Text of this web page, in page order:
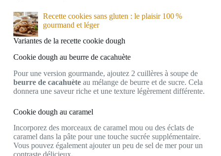
Recette cookies sans gluten : le plaisir 100 %
gourmand et léger
Variantes de la recette cookie dough
Cookie dough au beurre de cacahuète
Pour une version gourmande, ajoutez 2 cuillères à soupe de
beurre de cacahuèteau mélange de beurre et de sucre. Cela
donnera une saveur riche et une texture légèrement différente.
Cookie dough au caramel
Incorporez des morceaux de caramel mou ou des éclats de
caramel dans la pâte pour une touche sucrée supplémentaire.
Vous pouvez également ajouter un peu de sel de mer pour un